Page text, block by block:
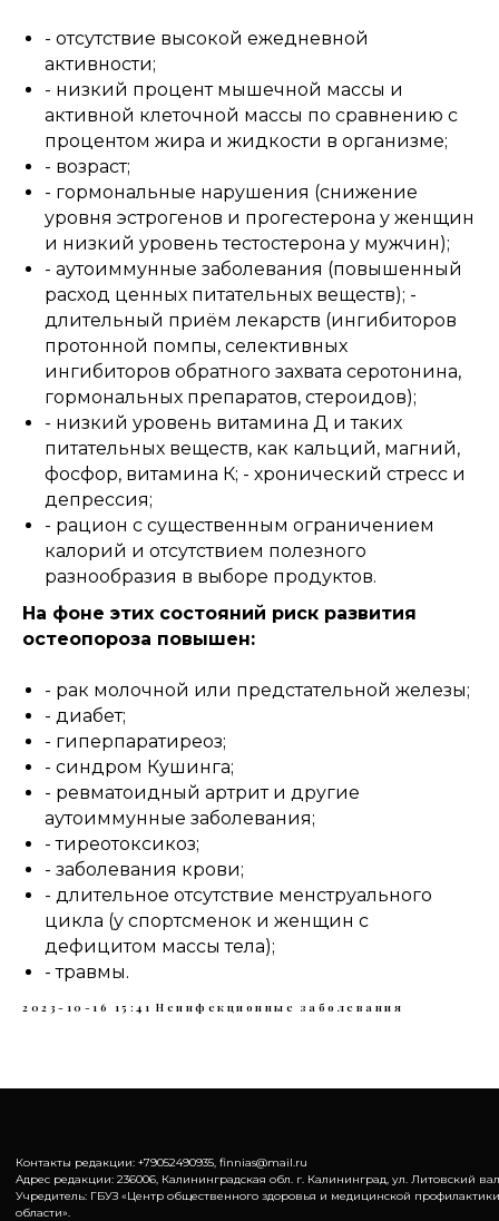
- отсутствие высокой ежедневной
активности;
- низкий процент мышечной массы и
активной клеточной массы по сравнению с
процентом жира и жидкости в организме;
- возраст;
- гормональные нарушения (снижение
уровня эстрогенов и прогестерона у женщин
и низкий уровень тестостерона у мужчин);
- аутоиммунные заболевания (повышенный
расход ценных питательных веществ); -
длительный приём лекарств (ингибиторов
протонной помпы, селективных
ингибиторов обратного захвата серотонина,
гормональных препаратов, стероидов);
- низкий уровень витамина Д и таких
питательных веществ, как кальций, магний,
фосфор, витамина К; - хронический стресс и
депрессия;
- рацион с существенным ограничением
калорий и отсутствием полезного
разнообразия в выборе продуктов.
На фоне этих состояний риск развития
остеопороза повышен:
- рак молочной или предстательной железы;
- диабет;
- гиперпаратиреоз;
- синдром Кушинга;
- ревматоидный артрит и другие
аутоиммунные заболевания;
- тиреотоксикоз;
- заболевания крови;
- длительное отсутствие менструального
цикла (у спортсменок и женщин с
дефицитом массы тела);
- травмы.
2023-10-16 15:41 Неинфекционные заболевания
Контакты редакции: +79052490935, finnias@mail.ru
Адрес редакции: 236006, Калининградская обл. г. Калининград, ул. Литовский
Учредитель: ГБУЗ «Центр общественного здоровья и медицинской
области».